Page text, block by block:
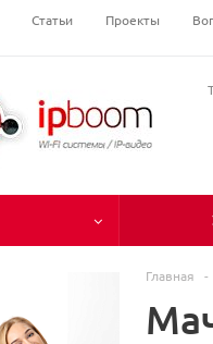
Статьи Проекты
Главная -